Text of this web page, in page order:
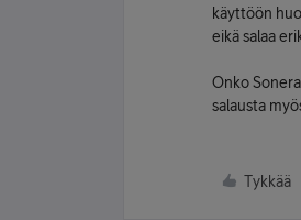
käyttöön
eikä salaa
Onko
salausta
Tykkää